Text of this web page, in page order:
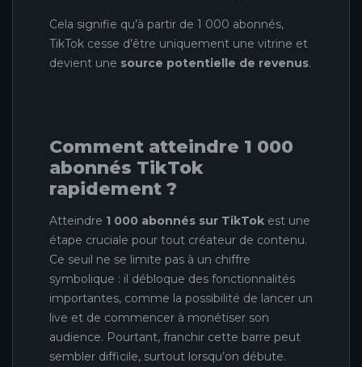
Cela signifie qu’à partir de 1 000 abonnés,
TikTok cesse d’être uniquement une vitrine et
devient une source potentielle de revenus.
Comment atteindre 1 000
abonnés TikTok
rapidement ?
Atteindre 1 000 abonnés sur TikTok est une
étape cruciale pour tout créateur de contenu.
Ce seuil ne se limite pas à un chiffre
symbolique : il débloque des fonctionnalités
importantes, comme la possibilité de lancer un
live et de commencer à monétiser son
audience. Pourtant, franchir cette barre peut
sembler difficile, surtout lorsqu’on débute.